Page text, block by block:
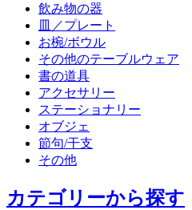
飲み物の器
皿／プレート
お椀/ボウル
その他のテーブルウェア
書の道具
アクセサリー
ステーショナリー
オブジェ
節句/干支
その他
カテゴリーから探す